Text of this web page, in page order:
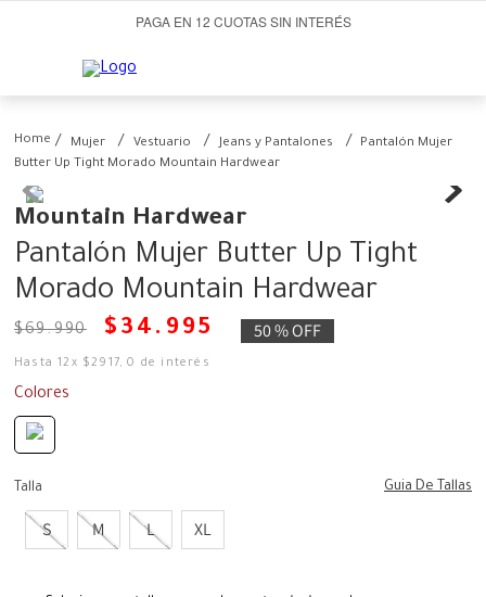
PAGA EN 12 CUOTAS SIN INTERÉS
Mujer Vestuario Jeans y Pantalones
Pantalón Mujer
Butter Up Tight Morado Mountain Hardwear
Mountain Hardwear
Pantalón Mujer Butter Up Tight
Morado Mountain Hardwear
$69.990 $ 34 . 995 50 %OFF
Hasta12 x $2917,0 de interés
Colores
Talla Guia De Tallas
S M L XL